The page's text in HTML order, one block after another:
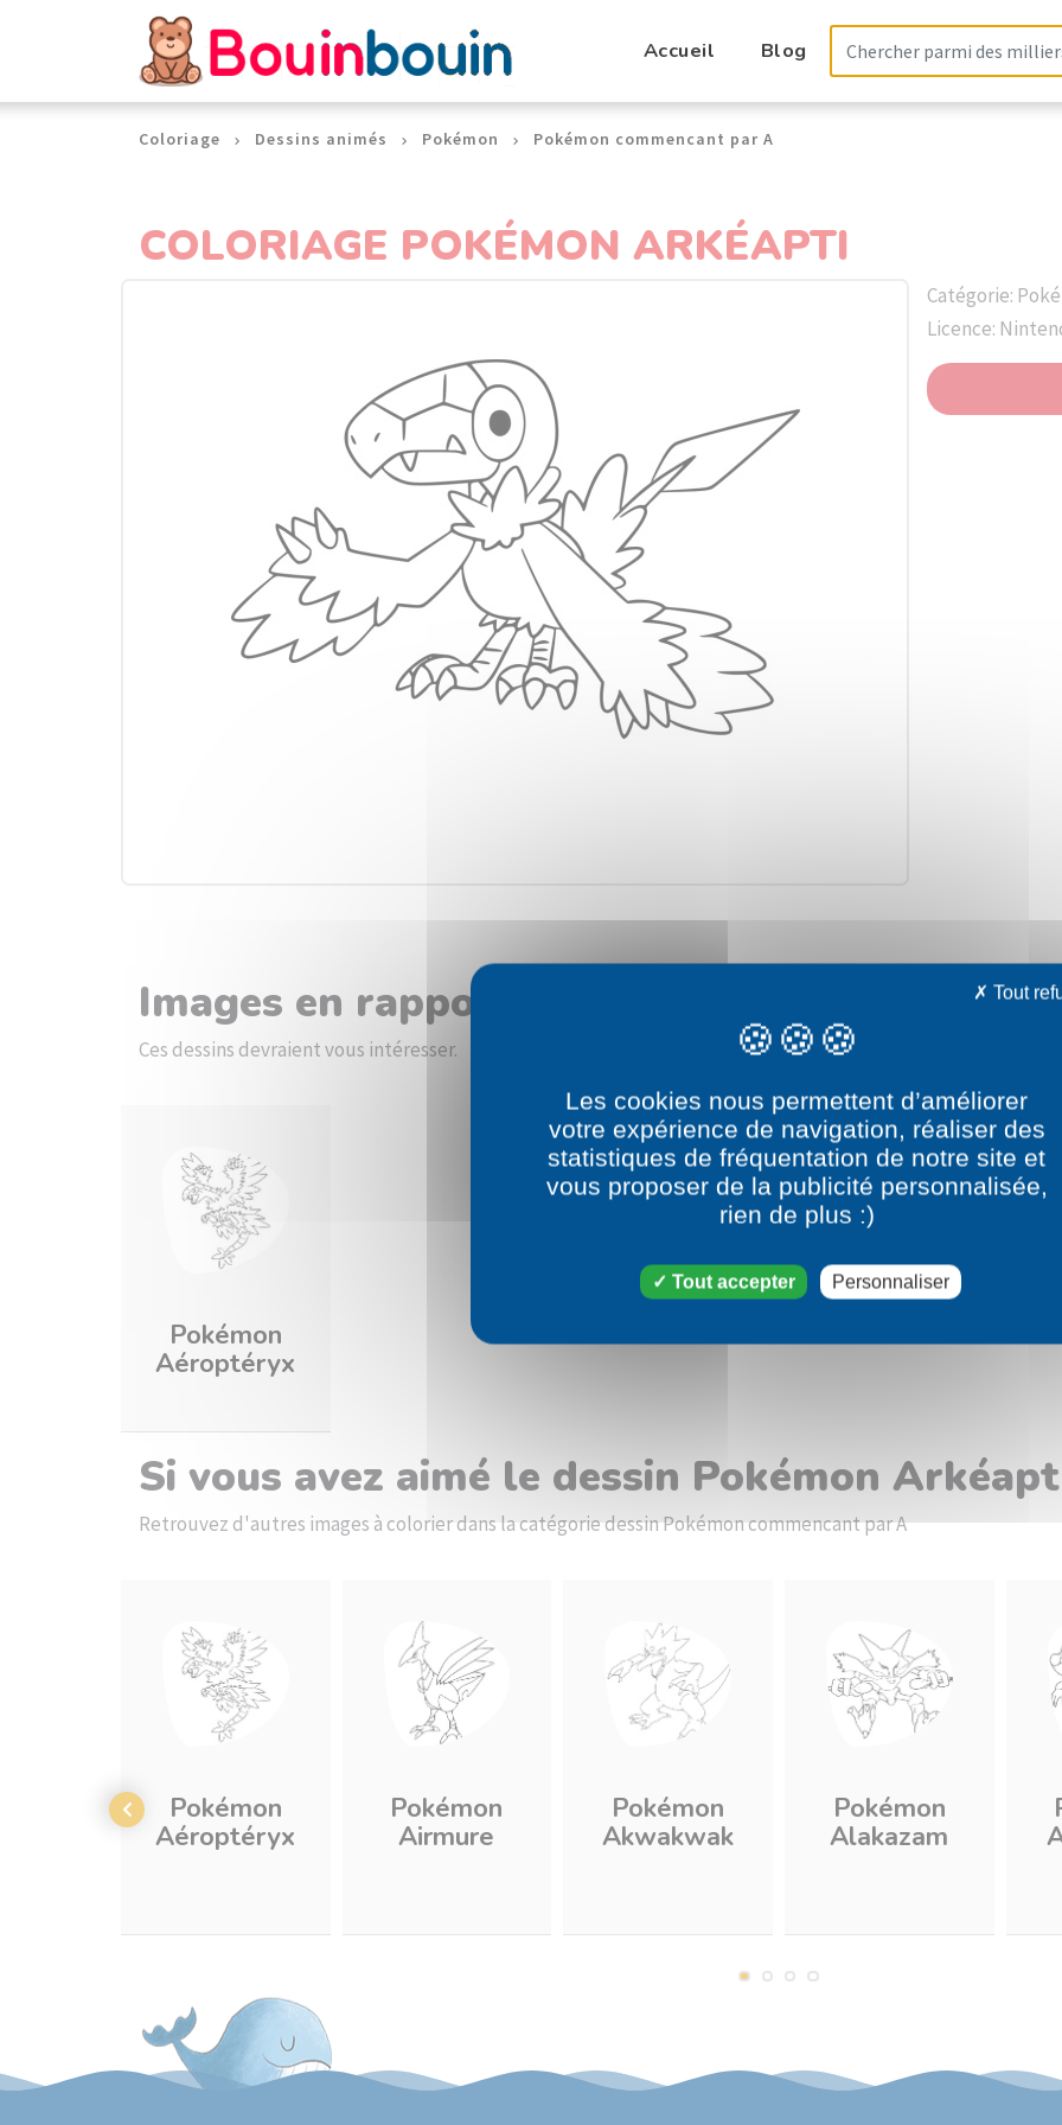
Accueil Blog
Coloriage Dessins animés Pokémon Pokémon commencant par A
COLORIAGE POKÉMON ARKÉAPTI
Catégorie:
Licence:
Images en rapport avec votre choix
Ces dessins devraient vous intéresser.
Pokémon
Aéroptéryx
Si vous avez aimé le dessin Pokémon
Retrouvez d'autres images à colorier dans la catégorie dessin Pokémon commencant par A
Pokémon
Aéroptéryx
Pokémon
Airmure
Pokémon
Akwakwak
Pokémon
Alakazam
Panneau de gestion des cookies
Les cookies nous permettent d’améliorer
votre expérience de navigation, réaliser des
statistiques de fréquentation de notre site et
vous proposer de la publicité personnalisée,
rien de plus :)
Tout accepter
Tout
Personnaliser